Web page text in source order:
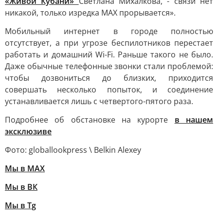
никакой, только изредка МАХ прорывается».
Мобильный интернет в городе полностью
отсутствует, а при угрозе беспилотников перестает
работать и домашний Wi-Fi. Раньше такого не было.
Даже обычные телефонные звонки стали проблемой:
чтобы дозвониться до близких, приходится
совершать несколько попыток, и соединение
устанавливается лишь с четвертого-пятого раза.
Подробнее об обстановке на курорте в нашем
эксклюзиве
Фото: globallookpress \ Belkin Alexey
Мы в MAX
Мы в ВК
Мы в Tg